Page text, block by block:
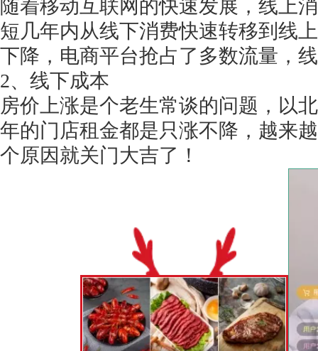
随着移动互联网的快速发展，线上
短几年内从线下消费快速转移到线
下降，电商平台抢占了多数流量，
2、线下成本
房价上涨是个老生常谈的问题，以
年的门店租金都是只涨不降，越来
个原因就关门大吉了！
获得产品报价方案
1万个想法不如1次的方案落地
扫码添加[商务总监]沟通方案